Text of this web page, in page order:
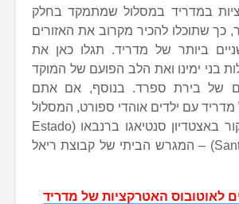
במדריד במסלול שמתמקד בחלק
כך שתוכלו להכיר מקרוב את האזורים
ביותר של מדריד. תגלו כאן את
בני ימינו ואת הלב הפועם של המוקד
של בירת ספרד. בנוסף, אם אתם
מדריד עם ילדים אוהדי ספורט, המסלול
הזה כולל גם ביקור באצטדיון סנטיאגו ברנבאו (Estado
Santiago Bernabéu) – המגרש הביתי של קבוצת ריאל
לאוטובוס האטרקציות של מדריד